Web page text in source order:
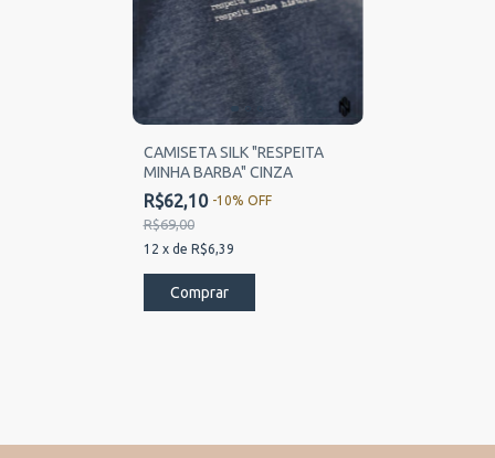
CAMISETA SILK "RESPEITA
MINHA BARBA" CINZA
R$62,10 -10% OFF
R$69,00
12 x de R$6,39
Comprar